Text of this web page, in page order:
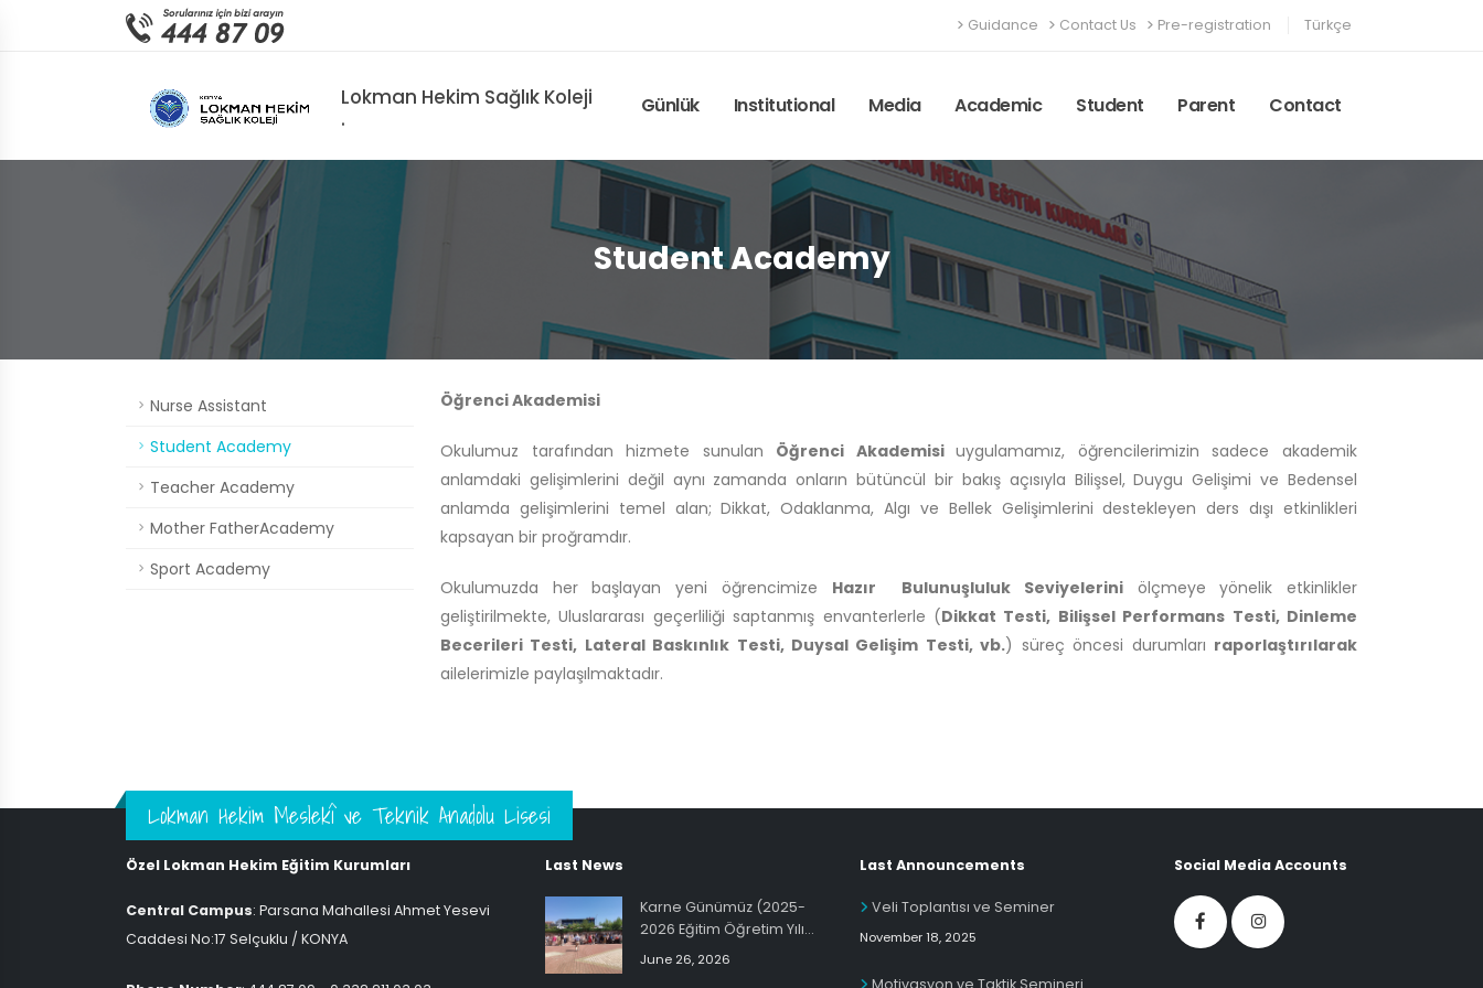
Guidance Contact Us Pre-registration Türkçe
Lokman Hekim Sağlık Koleji
.
Günlük Institutional Media Academic Student Parent Contact
Student Academy
Nurse Assistant
Student Academy
Teacher Academy
Mother FatherAcademy
Sport Academy
Öğrenci Akademisi
Okulumuz tarafından hizmete sunulan Öğrenci Akademisiuygulamamız, öğrencilerimizin sadece akademik
anlamdaki gelişimlerini değil aynı zamanda onların bütüncül bir bakış açısıyla Bilişsel, Duygu Gelişimi ve Bedensel
anlamda gelişimlerini temel alan; Dikkat, Odaklanma, Algı ve Bellek Gelişimlerini destekleyen ders dışı etkinlikleri
kapsayan bir proğramdır.
Okulumuzda her başlayan yeni öğrencimize Hazır Bulunuşluluk Seviyeleriniölçmeye yönelik etkinlikler
geliştirilmekte, Uluslararası geçerliliği saptanmış envanterlerle (Dikkat Testi, Bilişsel Performans Testi, Dinleme
Becerileri Testi, Lateral Baskınlık Testi, Duysal Gelişim Testi, vb.) süreç öncesi durumları raporlaştırılarak
ailelerimizle paylaşılmaktadır.
Lokman Hekim Meslekî ve Teknik Anadolu Lisesi
Özel Lokman Hekim Eğitim Kurumları
Central Campus: Parsana Mahallesi Ahmet Yesevi
Caddesi No:17 Selçuklu / KONYA
Last News
Karne Günümüz (2025-
2026 Eğitim Öğretim Yılı
Dönem Sonu)
June 26, 2026
Last Announcements
Veli Toplantısı ve Seminer
November 18, 2025
Motivasyon ve Taktik Semineri
Social Media Accounts